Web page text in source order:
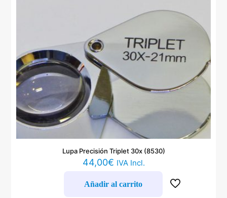
Lupa Precisión Triplet 30x (8530)
44,00€ IVA Incl.
Añadir al carrito